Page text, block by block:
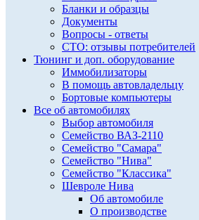
Бланки и образцы
Документы
Вопросы - ответы
СТО: отзывы потребителей
Тюнинг и доп. оборудование
Иммобилизаторы
В помощь автовладельцу
Бортовые компьютеры
Все об автомобилях
Выбор автомобиля
Семейство ВАЗ-2110
Семейство "Самара"
Семейство "Нива"
Семейство "Классика"
Шевроле Нива
Об автомобиле
О производстве